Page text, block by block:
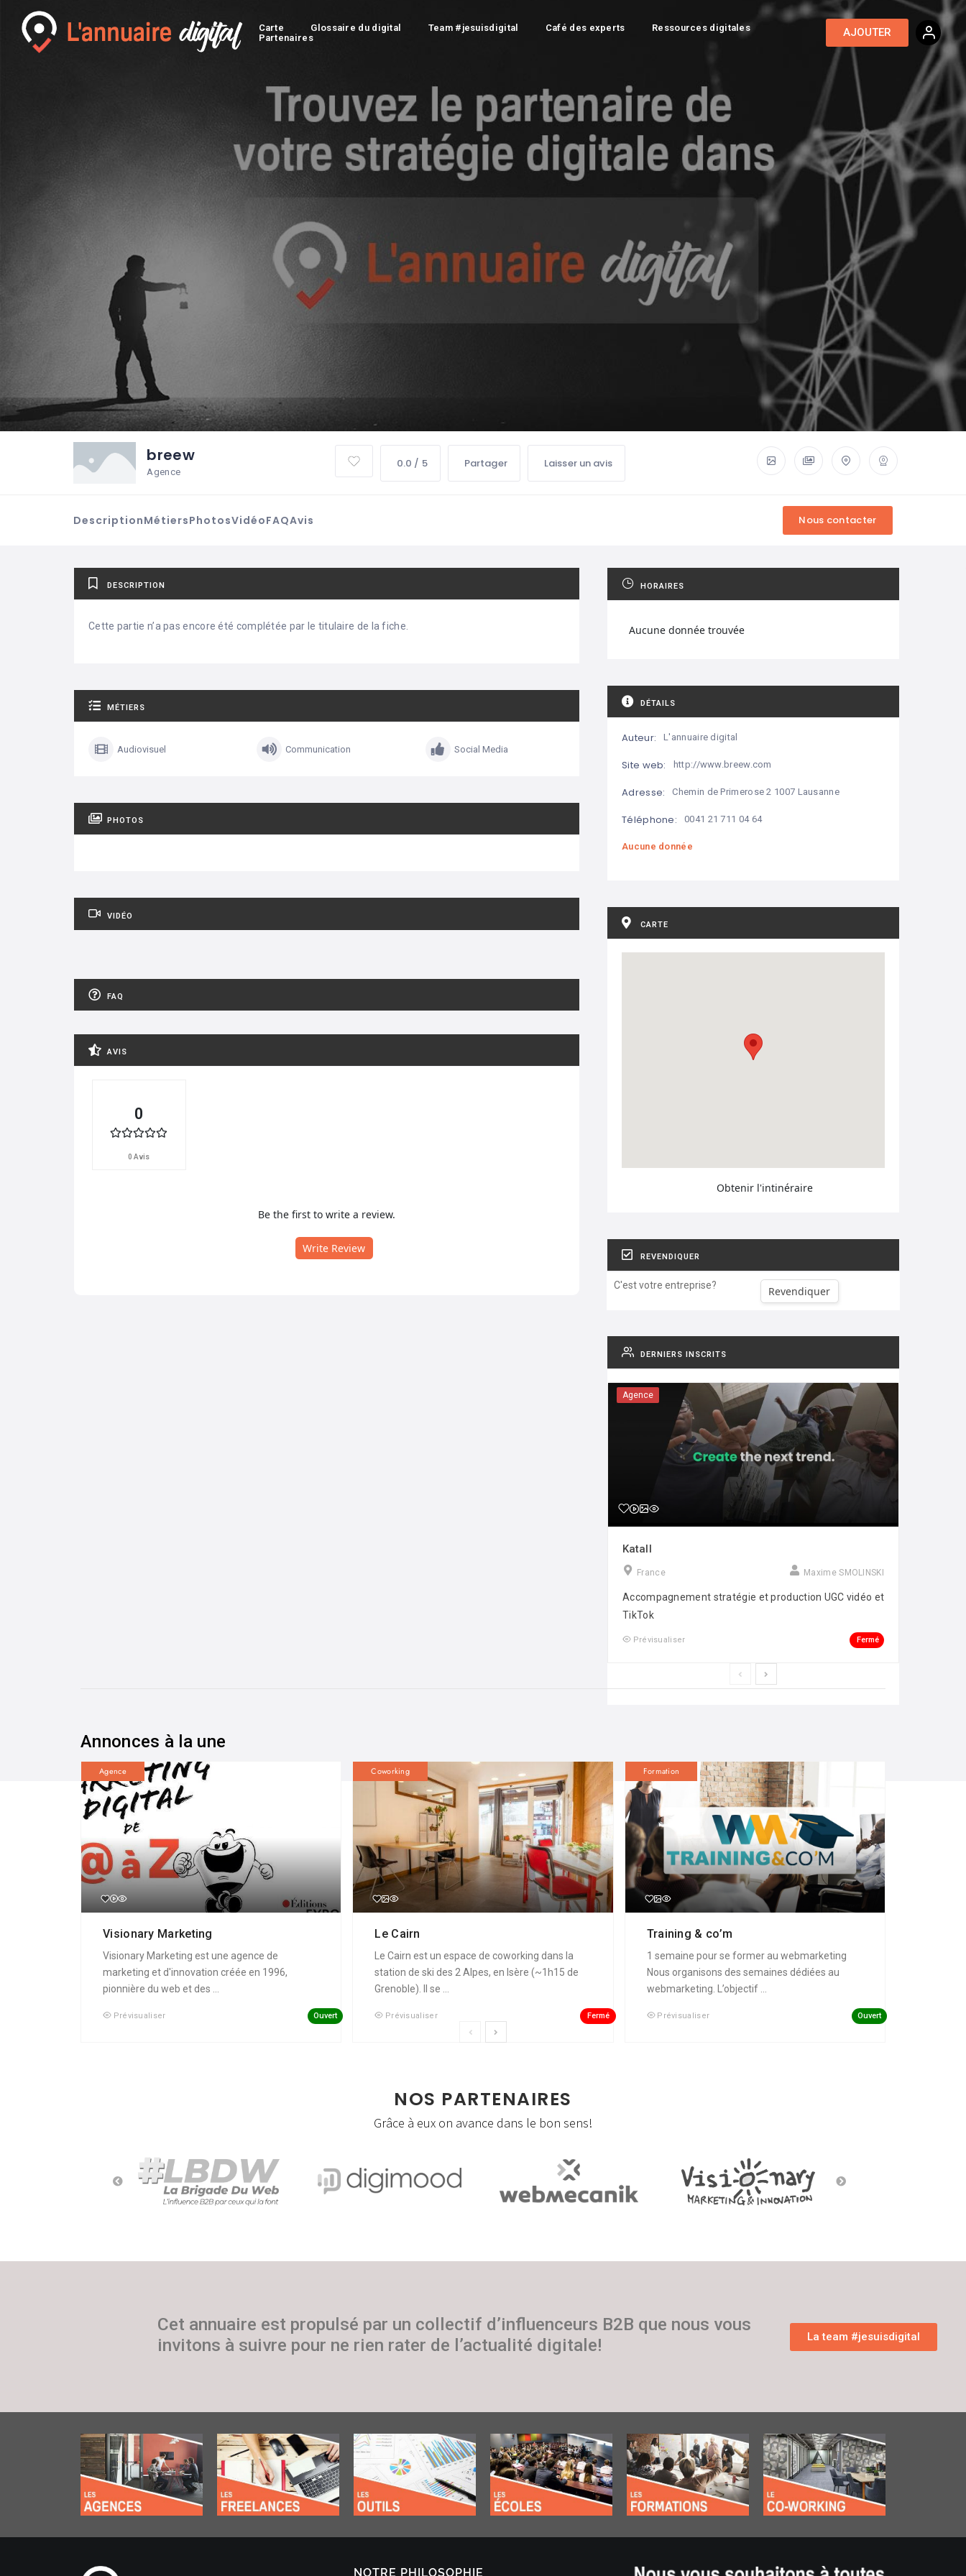
Carte Glossaire du digital Team #jesuisdigital Café des experts
Ressources digitales
Partenaires
AJOUTER
breew
Agence
0.0 / 5 Partager Laisser un avis
DescriptionMétiersPhotosVidéoFAQAvis
DESCRIPTION
Cette partie n’a pas encore été complétée par le titulaire de la fiche.
MÉTIERS
Audiovisuel Communication Social Media
PHOTOS
VIDÉO
FAQ
AVIS
0
0 Avis
Be the first to write a review.
Write Review
HORAIRES
Aucune donnée trouvée
DÉTAILS
Auteur: L'annuaire digital
Site web: http://www.breew.com
Adresse: Chemin de Primerose 2 1007 Lausanne
Téléphone: 0041 21 711 04 64
Aucune donnée
CARTE
Obtenir l'intinéraire
REVENDIQUER
C'est votre entreprise? Revendiquer
DERNIERS INSCRITS
Agence
Katall
France Maxime SMOLINSKI
Accompagnement stratégie et production UGC vidéo et
TikTok
Prévisualiser Fermé
Annonces à la une
Agence
Visionary Marketing
Visionary Marketing est une agence de
marketing et d'innovation créée en 1996,
pionnière du web et des ...
Prévisualiser Ouvert
Coworking
Le Cairn
Le Cairn est un espace de coworking dans la
station de ski des 2 Alpes, en Isère (~1h15 de
Grenoble). Il se ...
Prévisualiser Fermé
Formation
Training & co’m
1 semaine pour se former au webmarketing
Nous organisons des semaines dédiées au
webmarketing. L’objectif ...
Prévisualiser Ouvert
NOS PARTENAIRES
Grâce à eux on avance dans le bon sens!
Cet annuaire est propulsé par un collectif d’influenceurs B2B que nous vous
invitons à suivre pour ne rien rater de l’actualité digitale!
La team #jesuisdigital
NOTRE PHILOSOPHIE